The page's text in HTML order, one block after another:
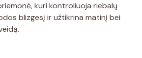
kuri kontroliuoja riebalų
blizgesį ir užtikrina matinį bei